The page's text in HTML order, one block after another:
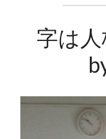
字は人